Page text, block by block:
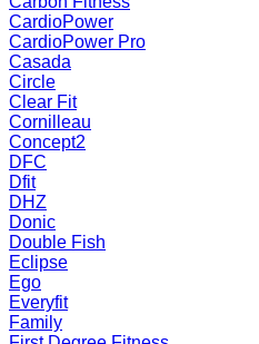
CardioPower
CardioPower Pro
Casada
Circle
Clear Fit
Cornilleau
Concept2
DFC
Dfit
DHZ
Donic
Double Fish
Eclipse
Ego
Everyfit
Family